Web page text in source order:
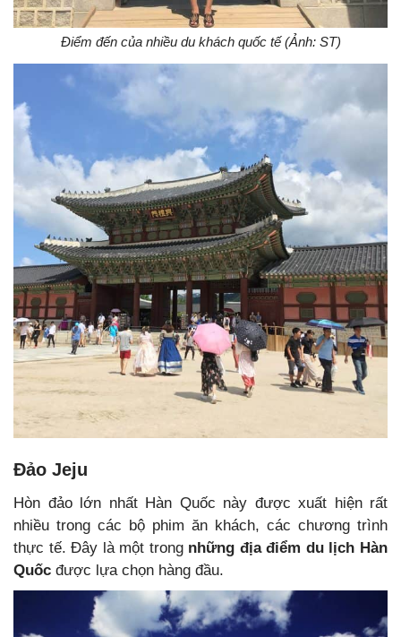
Điểm đến của nhiều du khách quốc tế (Ảnh: ST)
Đảo Jeju
Hòn đảo lớn nhất Hàn Quốc này được xuất hiện rất
nhiều trong các bộ phim ăn khách, các chương trình
thực tế. Đây là một trong những địa điểm du lịch Hàn
Quốc được lựa chọn hàng đầu.